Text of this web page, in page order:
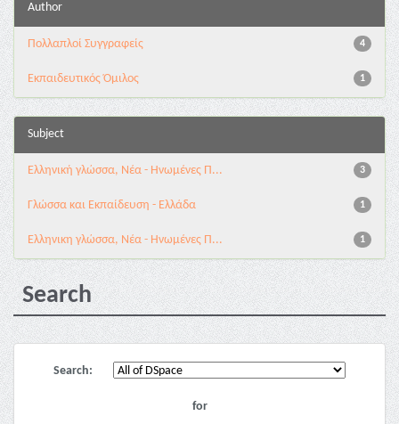
Author
4
Πολλαπλοί Συγγραφείς
1
Εκπαιδευτικός Όμιλος
Subject
3
Ελληνική γλώσσα, Νέα - Ηνωμένες Π...
1
Γλώσσα και Εκπαίδευση - Ελλάδα
1
Ελληνικη γλώσσα, Νέα - Ηνωμένες Π...
Search
Search:
for